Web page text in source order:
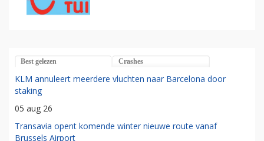
Best gelezen Crashes
KLM annuleert meerdere vluchten naar Barcelona door
staking
05 aug 26
Transavia opent komende winter nieuwe route vanaf
Brussels Airport